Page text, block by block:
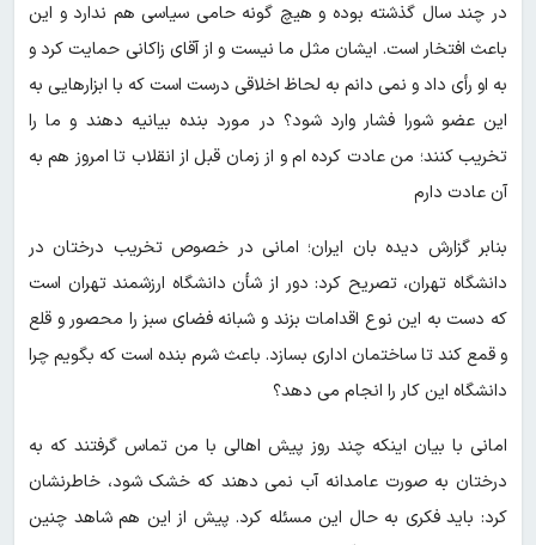
در چند سال گذشته بوده و هیچ گونه حامی سیاسی هم ندارد و این
باعث افتخار است. ایشان مثل ما نیست و از آقای زاکانی حمایت کرد و
به او رأی داد و نمی دانم به لحاظ اخلاقی درست است که با ابزارهایی به
این عضو شورا فشار وارد شود؟ در مورد بنده بیانیه دهند و ما را
تخریب کنند؛ من عادت کرده ام و از زمان قبل از انقلاب تا امروز هم به
آن عادت دارم
بنابر گزارش دیده بان ایران؛ امانی در خصوص تخریب درختان در
دانشگاه تهران، تصریح کرد: دور از شأن دانشگاه ارزشمند تهران است
که دست به این نوع اقدامات بزند و شبانه فضای سبز را محصور و قلع
و قمع کند تا ساختمان اداری بسازد. باعث شرم بنده است که بگویم چرا
دانشگاه این کار را انجام می دهد؟
امانی با بیان اینکه چند روز پیش اهالی با من تماس گرفتند که به
درختان به صورت عامدانه آب نمی دهند که خشک شود، خاطرنشان
کرد: باید فکری به حال این مسئله کرد. پیش از این هم شاهد چنین